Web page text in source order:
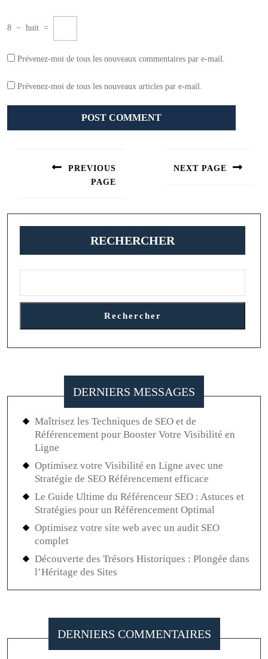
8 − huit =
Prévenez-moi de tous les nouveaux commentaires par e-mail.
Prévenez-moi de tous les nouveaux articles par e-mail.
PREVIOUS
PAGE
NEXT PAGE
RECHERCHER
Rechercher
DERNIERS MESSAGES
Maîtrisez les Techniques de SEO et de
Référencement pour Booster Votre Visibilité en
Ligne
Optimisez votre Visibilité en Ligne avec une
Stratégie de SEO Référencement efficace
Le Guide Ultime du Référenceur SEO : Astuces et
Stratégies pour un Référencement Optimal
Optimisez votre site web avec un audit SEO
complet
Découverte des Trésors Historiques : Plongée dans
l’Héritage des Sites
DERNIERS COMMENTAIRES